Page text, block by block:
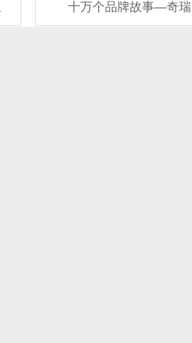
十万个品牌故事—奇瑞